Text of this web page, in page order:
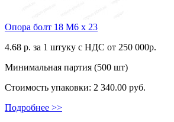
Опора болт 18 М6 х 23
4.68 р. за 1 штуку c НДС от 250 000р.
Минимальная партия (500 шт)
Стоимость упаковки: 2 340.00 руб.
Подробнее >>